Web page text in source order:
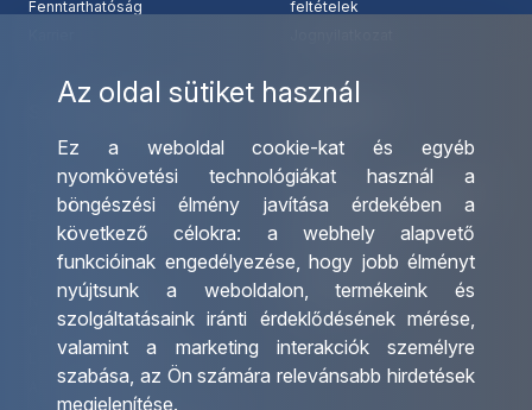
Az oldal sütiket használ
Ez a weboldal cookie-kat és egyéb
nyomkövetési technológiákat használ a
böngészési élmény javítása érdekében a
következő célokra: a webhely alapvető
funkcióinak engedélyezése, hogy jobb élményt
nyújtsunk a weboldalon,termékeink és
szolgáltatásaink iránti érdeklődésének mérése,
valamint a marketing interakciók személyre
szabása, az Ön számára relevánsabb hirdetések
megjelenítése.
Fenntarthatóság
feltételek
Csoportos utazások
szervezése
Egyéni utak szervezése
Hajóutak
Üzleti utaztatás
Nemzetközi tanár és
diákigazolványok
Letölthető katalógusunk
Ajándékutalvány
Irodáink
Utazásszervező partnereink
Viszonteladó Partnereink
Partnereinknek
Utazási kérdőív
Impresszum